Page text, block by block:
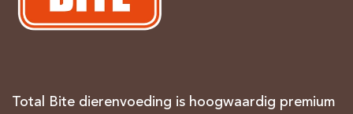
Total Bite dierenvoeding is hoogwaardig premium